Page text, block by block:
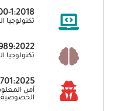
1:2018
تكنولوجيا
تكنولوجيا
أمن
الخصوصية